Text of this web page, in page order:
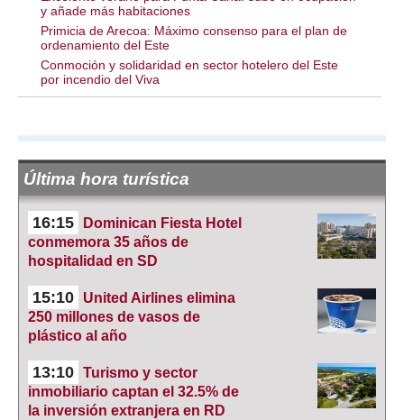
y añade más habitaciones
Primicia de Arecoa: Máximo consenso para el plan de
ordenamiento del Este
Conmoción y solidaridad en sector hotelero del Este
por incendio del Viva
Última hora turística
16:15
Dominican Fiesta Hotel
conmemora 35 años de
hospitalidad en SD
15:10
United Airlines elimina
250 millones de vasos de
plástico al año
13:10 Turismo y sector
inmobiliario captan el 32.5% de
la inversión extranjera en RD